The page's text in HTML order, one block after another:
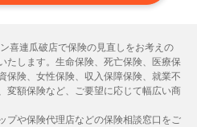
喜連瓜破店で保険の見直しをお考えの
たします。生命保険、死亡保険、医療保
保険、女性保険、収入保障保険、就業不
変額保険など、ご要望に応じて幅広い商
プや保険代理店などの保険相談窓口をご